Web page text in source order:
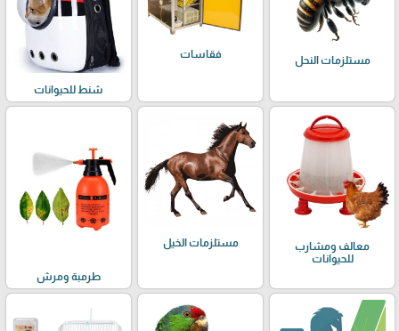
مستلزمات النحل
فقاسات
شنط للحيوانات
معالف ومشارب
للحيوانات
مستلزمات الخيل
طرمبة ومرش